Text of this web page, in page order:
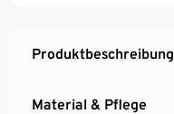
Produktbeschreibung
Material & Pflege